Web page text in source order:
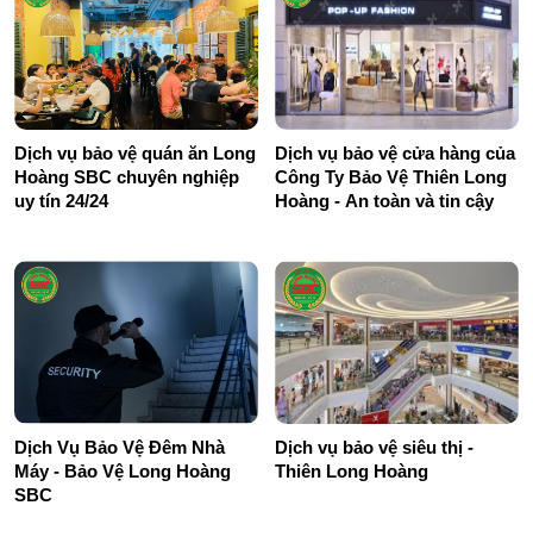
Dịch vụ bảo vệ quán ăn Long
Hoàng SBC chuyên nghiệp
uy tín 24/24
Dịch vụ bảo vệ cửa hàng của
Công Ty Bảo Vệ Thiên Long
Hoàng - An toàn và tin cậy
Dịch Vụ Bảo Vệ Đêm Nhà
Máy - Bảo Vệ Long Hoàng
SBC
Dịch vụ bảo vệ siêu thị -
Thiên Long Hoàng